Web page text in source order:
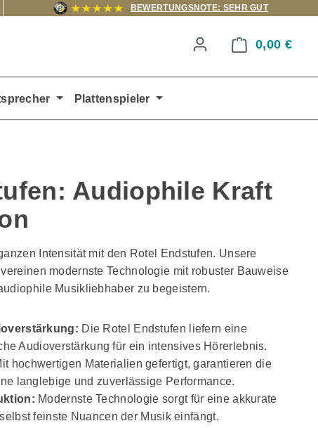
BEWERTUNGSNOTE: SEHR GUT
0,00 €
Plattenspieler
Audiophile Kraft
Intensität mit den Rotel Endstufen. Unsere
modernste Technologie mit robuster Bauweise
Musikliebhaber zu begeistern.
Die Rotel Endstufen liefern eine
Audioverstärkung für ein intensives Hörerlebnis.
hochwertigen Materialien gefertigt, garantieren die
langlebige und zuverlässige Performance.
Modernste Technologie sorgt für eine akkurate
feinste Nuancen der Musik einfängt.